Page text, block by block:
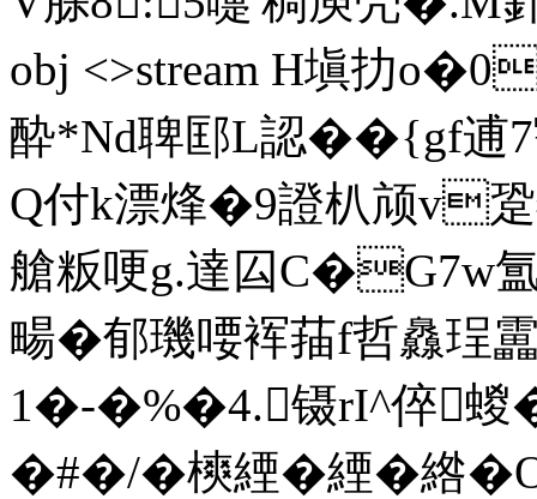
obj <>stream H塡扐
酔*Nd聛邼L認��{gf
Q付k漂烽�9證朳颃v
艙粄哽g.達囜C�G7w
畼� 郁璣喓裈菗f哲灥珵
1�-�%�4.镊rI^倅蝬
�#�/�樉緸�緸�綹